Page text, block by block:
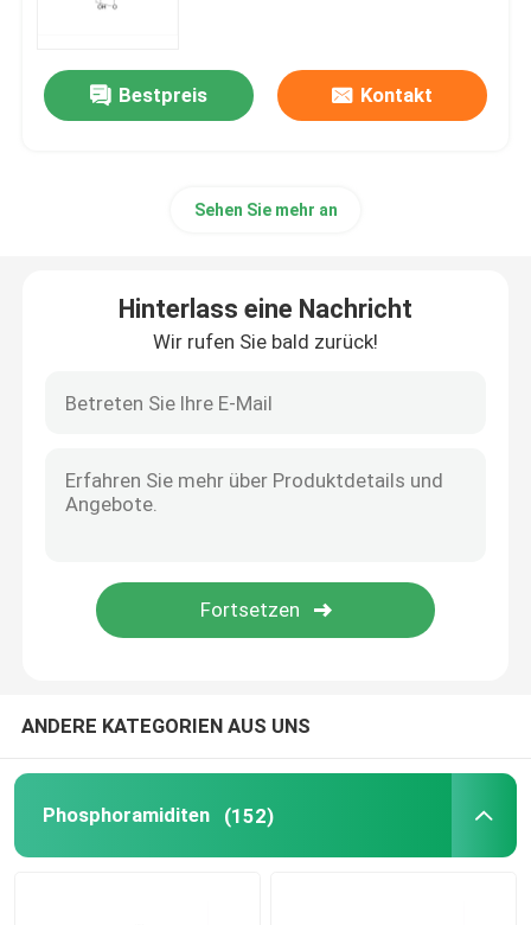
Oligo-Synthese-Reagenzien
Liefersystem
Bestpreis Kontakt
Sehen Sie mehr an
Hinterlass eine Nachricht
Wir rufen Sie bald zurück!
ANDERE KATEGORIEN AUS UNS
Phosphoramiditen (152)